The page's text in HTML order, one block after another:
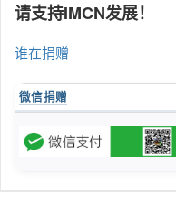
请支持IMCN发展！
谁在捐赠
微信捐赠